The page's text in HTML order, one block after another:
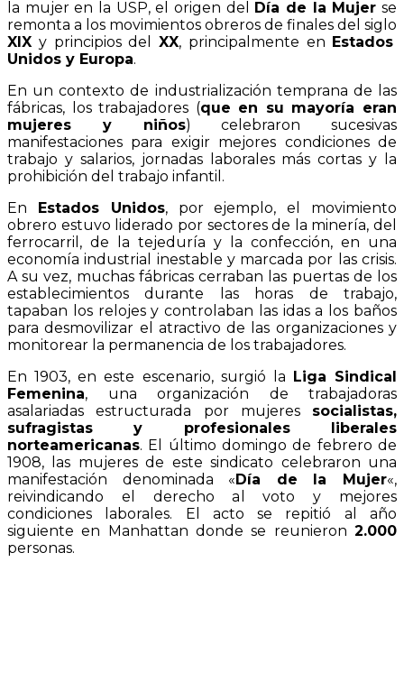
la mujer en la USP, el origen del
Día de la Mujer se
remonta a los movimientos obreros de finales del siglo
XIX y principios del XX, principalmente en Estados
Unidos y Europa.
En un contexto de industrialización temprana de las
fábricas, los trabajadores (que en su mayoría eran
mujeres y niños) celebraron sucesivas
manifestaciones para exigir mejores condiciones de
trabajo y salarios, jornadas laborales más cortas y la
prohibición del trabajo infantil.
En
Estados Unidos, por ejemplo, el movimiento
obrero estuvo liderado por sectores de la minería, del
ferrocarril, de la tejeduría y la confección, en una
economía industrial inestable y marcada por las crisis.
A su vez, muchas fábricas cerraban las puertas de los
establecimientos durante las horas de trabajo,
tapaban los relojes y controlaban las idas a los baños
para desmovilizar el atractivo de las organizaciones y
monitorear la permanencia de los trabajadores.
En 1903, en este escenario, surgió la
Liga Sindical
Femenina, una organización de trabajadoras
asalariadas estructurada por mujeres socialistas,
sufragistas y profesionales liberales
norteamericanas. El último domingo de febrero de
1908, las mujeres de este sindicato celebraron una
manifestación denominada « Día de la Mujer«,
reivindicando el derecho al voto y mejores
condiciones laborales. El acto se repitió al año
siguiente en Manhattan donde se reunieron 2.000
personas.